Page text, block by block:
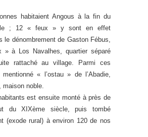
habitaient Angous à la fin du
; 12 « feux » y sont en effet
le dénombrement de Gaston Fébus,
» à Los Navalhes, quartier séparé
rattaché au village. Parmi ces
« l’ostau » de l’Abadie,
maison noble.
est ensuite monté à près de
du XIXème siècle, puis tombé
(exode rural) à environ 120 de nos